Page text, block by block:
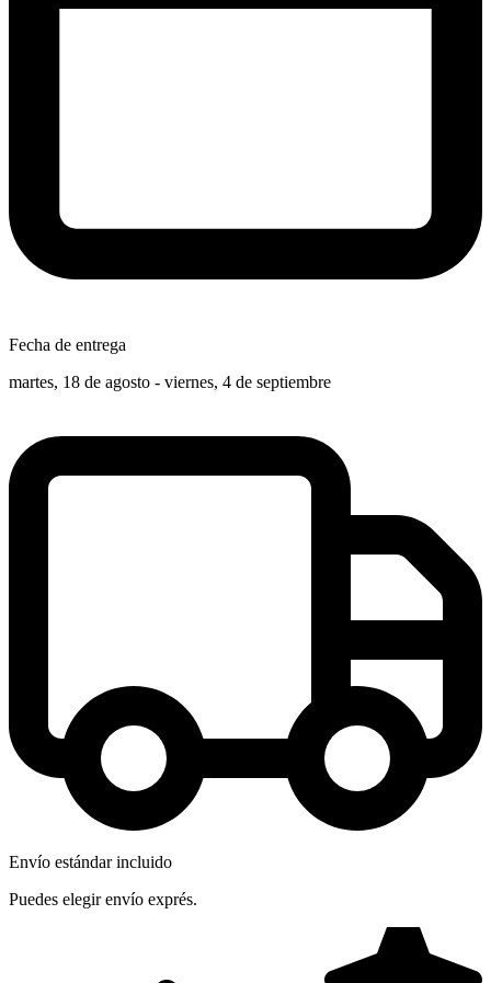
Fecha de entrega
martes, 18 de agosto - viernes, 4 de septiembre
Envío estándar incluido
Puedes elegir envío exprés.